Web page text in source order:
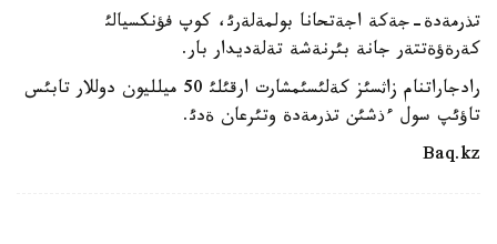
تذرمةدة-جةكة اجةتحانا بولمةلةرئ، كوپ فؤنكسيالئ
كةرةؤةتتةر جانة بئرنةشة تةلةديدار بار.
رادجاراتنام زاثسئز كةلئسئمشارت ارقئلئ 50 ميلليون دوللار تابئس
تاؤئپ سول ءذشئن تذرمةدة وتئرعان ةدئ.
Baq.kz